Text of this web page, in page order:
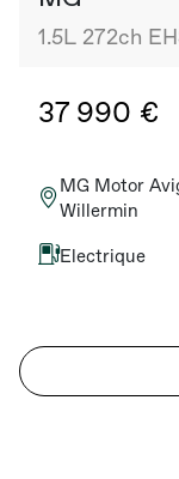
1.5L 272ch
37 990 €
MG Motor
Willermin
Electrique